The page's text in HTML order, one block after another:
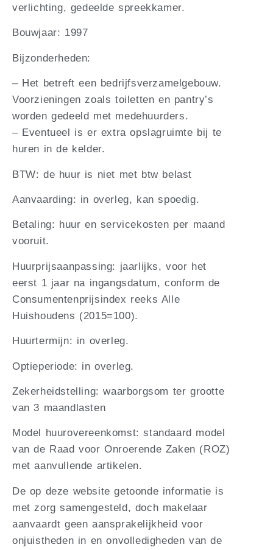
verlichting, gedeelde spreekkamer.
Bouwjaar: 1997
Bijzonderheden:
– Het betreft een bedrijfsverzamelgebouw.
Voorzieningen zoals toiletten en pantry’s
worden gedeeld met medehuurders.
– Eventueel is er extra opslagruimte bij te
huren in de kelder.
BTW: de huur is niet met btw belast
Aanvaarding: in overleg, kan spoedig.
Betaling: huur en servicekosten per maand
vooruit.
Huurprijsaanpassing: jaarlijks, voor het
eerst 1 jaar na ingangsdatum, conform de
Consumentenprijsindex reeks Alle
Huishoudens (2015=100).
Huurtermijn: in overleg.
Optieperiode: in overleg.
Zekerheidstelling: waarborgsom ter grootte
van 3 maandlasten
Model huurovereenkomst: standaard model
van de Raad voor Onroerende Zaken (ROZ)
met aanvullende artikelen.
De op deze website getoonde informatie is
met zorg samengesteld, doch makelaar
aanvaardt geen aansprakelijkheid voor
onjuistheden in en onvolledigheden van de